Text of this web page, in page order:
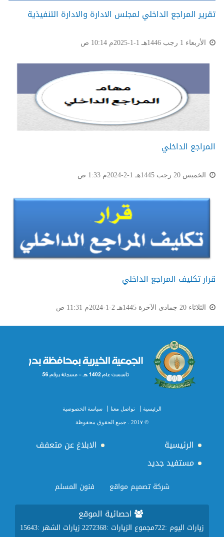
تقرير المراجع الداخلي لمجلس الادارة والادارة التنفيذية
الأربعاء 1 رجب 1446هـ 1-1-2025م 10:14 ص
المراجع الداخلي
الخميس 20 رجب 1445هـ 1-2-2024م 1:33 ص
قرار تكليف المراجع الداخلي
الثلاثاء 20 جمادى الآخرة 1445هـ 2-1-2024م 11:31 ص
الرئيسية تواصل معنا سياسة الخصوصية
© 201٧ . جميع الحقوق محفوظة
الرئيسية
الابلاغ عن متعفف
مستفيد جديد
شركة تصميم مواقع فنون المسلم
احصائية الموقع
زيارات اليوم :722 زيارات الشهر :15643 مجموع الزيارات :2272368